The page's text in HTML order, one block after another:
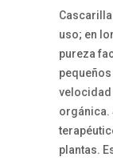
uso; en
pureza
velocidad
orgánica.
plantas.